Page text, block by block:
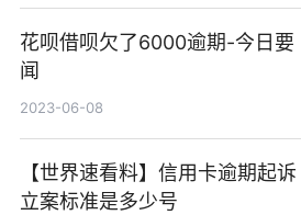
花呗借呗欠了6000逾期-今日要
闻
2023-06-08
【世界速看料】信用卡逾期起诉
立案标准是多少号